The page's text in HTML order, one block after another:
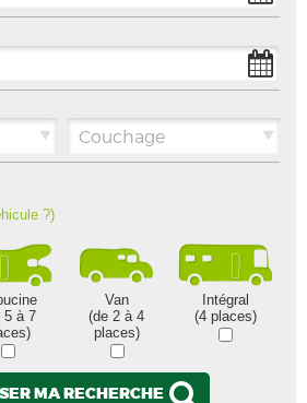
Couchage
?)
5 à 7
Van
(de 2 à 4
places)
Intégral
(4 places)
MA RECHERCHE